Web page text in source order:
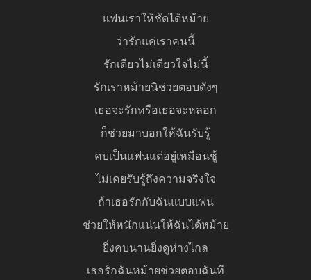
แฟนเราให้ชัดได้หม้าย
ว่ารักแค่เราคนนี้
รักเดียวไม่เดียวใจไม่นี้
รักเราหม้ายนิช่วยตอบดังๆ
เธอจะรักหรือเธอจะหลอก
ก็ช่วยมาบอกให้ฉันรับรู้
คบเป็นแฟนแต่อยู่เหมือนชู้
ไม่เคยรับรู้ถึงความจริงใจ
ถ้าเธอรักกับฉันแบบแฟน
ช่วยให้หนักแน่นให้ฉันได้หม้าย
ยิ่งคบนานยิ่งดูห่างไกล
เธอรักฉันหม้ายช่วยตอบฉันที